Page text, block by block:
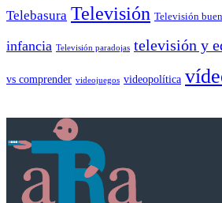
Telebasura Televisión Televisión
infancia Televisión paradojas televisión y
vs comprender videojuegos videopolítica